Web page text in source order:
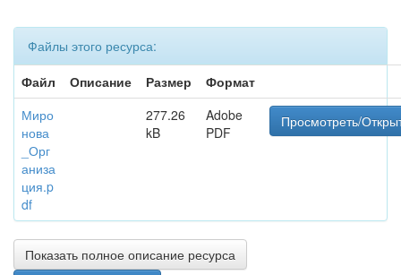
Файлы этого ресурса:
Файл
Описание Размер
Формат
Миро
нова
_Орг
аниза
ция.p
df
277.26
kB
Adobe
PDF
Просмотреть/
Показать полное описание ресурса